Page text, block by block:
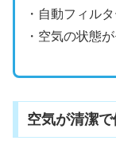
・自動フィル
・空気の状態
空気が清潔